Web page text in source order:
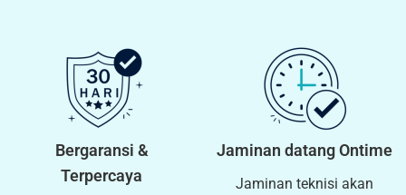
Bergaransi &
Terpercaya
Jaminan datang Ontime
Jaminan teknisi akan